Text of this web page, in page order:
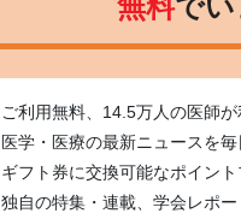
ご利用無料、14.5万人の医師が
医学・医療の最新ニュースを毎
ギフト券に交換可能なポイント
独自の特集・連載、学会レポ